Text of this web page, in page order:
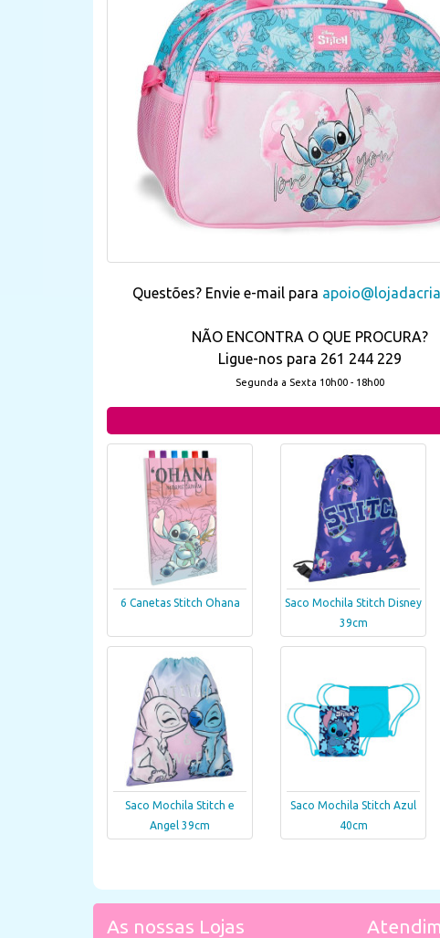
Questões? Envie e-mail para
NÃO ENCONTRA O QUE PROCURA?
Ligue-nos para 261 244 229
Segunda a Sexta 10h00 - 18h00
6 Canetas Stitch Ohana
Saco Mochila Stitch Disney
39cm
Saco Mochila Stitch e
Angel 39cm
Saco Mochila Stitch Azul
40cm
As nossas Lojas